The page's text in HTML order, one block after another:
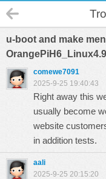
u-boot and make
comewe7091
2025-9-25 19:40:43
Right away this
usually become
website
in addition
aali
2025-9-25 20:15:20